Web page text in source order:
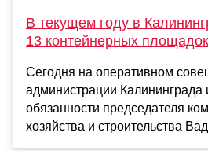
В текущем году в
13 контейнерных площадок
Сегодня на оперативном
администрации
обязанности председателя
хозяйства и строительства